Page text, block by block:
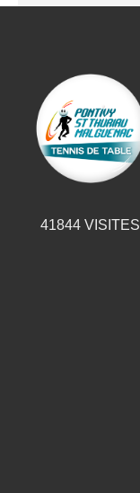
41844VISITES